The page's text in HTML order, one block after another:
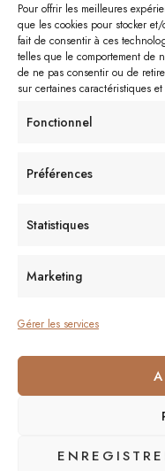
Pour offrir les meilleures
que les cookies pour stocker
fait de consentir à ces
telles que le comportement de
de ne pas consentir ou de
sur certaines caractéristiques
Fonctionnel
Préférences
Statistiques
Marketing
Gérer les services